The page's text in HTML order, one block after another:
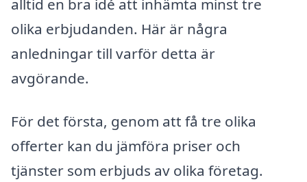
olika erbjudanden. Här är några
anledningar till varför detta är
avgörande.
För det första, genom att få tre olika
offerter kan du jämföra priser och
tjänster som erbjuds av olika företag.